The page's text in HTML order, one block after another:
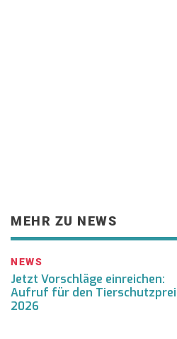
MEHR ZU NEWS
NEWS
Jetzt Vorschläge einreichen:
Aufruf für den
2026